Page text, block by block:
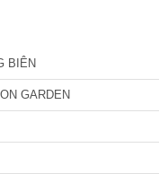
BIÊN
GARDEN